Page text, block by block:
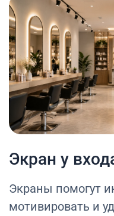
Экран у
Экраны помогут
мотивировать и